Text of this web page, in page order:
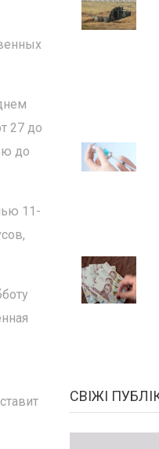
27 до
до
11-
СВІЖІ